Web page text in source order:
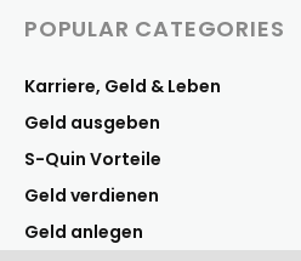
POPULAR CATEGORIES
Karriere, Geld & Leben
Geld ausgeben
S-Quin Vorteile
Geld verdienen
Geld anlegen